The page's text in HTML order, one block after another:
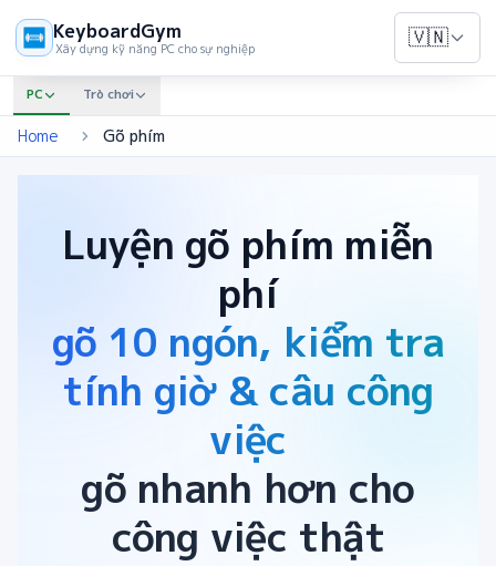
KeyboardGym
Xây dựng kỹ năng PC cho sự nghiệp 🇻🇳
PC Trò chơi
Home Gõ phím
Luyện gõ phím miễn
phí
gõ 10 ngón, kiểm tra
tính giờ & câu công
việc
gõ nhanh hơn cho
công việc thật